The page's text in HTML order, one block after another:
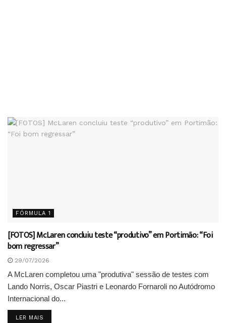
FÓRMULA 1
[FOTOS] McLaren concluiu teste “produtivo” em Portimão: “Foi
bom regressar”
29/07/2026
A McLaren completou uma "produtiva" sessão de testes com
Lando Norris, Oscar Piastri e Leonardo Fornaroli no Autódromo
Internacional do...
LER MAIS